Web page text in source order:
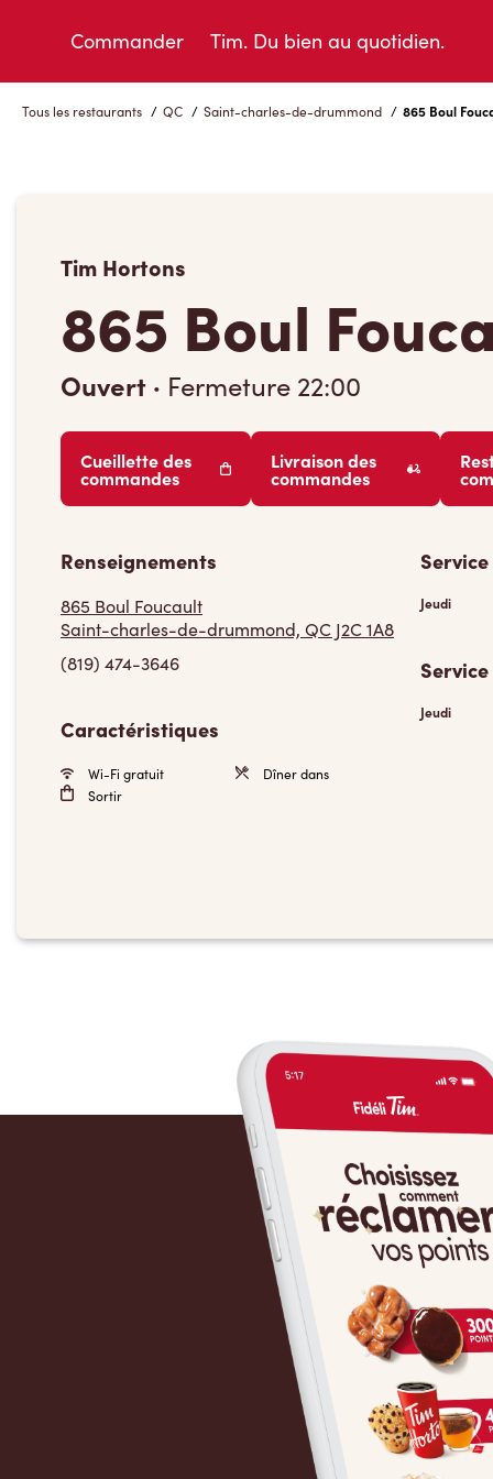
Commander Tim. Du bien au quotidien.
Tous les restaurants / QC / Saint-charles-de-drummond / 865 Boul
Tim Hortons
865 Boul
Ouvert · Fermeture 22:00
Cueillette des
commandes
Livraison des
commandes
Renseignements
865 Boul Foucault
Saint-charles-de-drummond, QC J2C 1A8
(819) 474-3646
Caractéristiques
Wi-Fi gratuit
Dîner dans
Sortir
Jeudi
Jeudi